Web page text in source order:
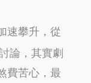
速攀升，從
論，其實劇
費苦心，最